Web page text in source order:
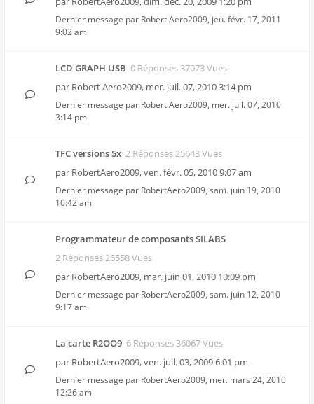
Dernier message par Robert Aero2009, jeu. févr. 17, 2011
9:02 am
LCD GRAPH USB 0 Réponses 37073 Vues
par Robert Aero2009, mer. juil. 07, 2010 3:14 pm
Dernier message par Robert Aero2009, mer. juil. 07, 2010
3:14 pm
TFC versions 5x 2 Réponses 25648 Vues
par RobertAero2009,ven. févr. 05, 2010 9:07 am
Dernier message par RobertAero2009, sam. juin 19, 2010
10:42 am
Programmateur de composants SILABS
2 Réponses 26558 Vues
par RobertAero2009, mar. juin 01, 2010 10:09 pm
Dernier message par RobertAero2009, sam. juin 12, 2010
9:17 am
La carte R2OO9 6 Réponses 36067 Vues
par RobertAero2009,ven. juil. 03, 2009 6:01 pm
Dernier message par RobertAero2009, mer. mars 24, 2010
12:26 am